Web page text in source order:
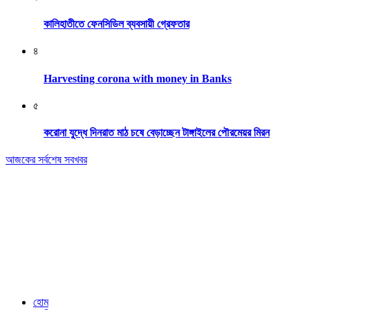
কালিহাতীতে ফেনসিডিল ব্যবসায়ী গ্রেফতার
৪
Harvesting corona with money in Banks
৫
করোনা যুদ্ধে দিনরাত মাঠ চষে বেড়াচ্ছেন টাঙ্গাইলের পৌরমেয়র মিরন
আজকের সর্বশেষ সবখবর
হোম